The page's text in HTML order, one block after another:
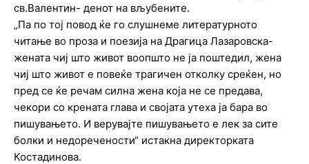
св.Валентин- денот на вљубените.
„Па по тој повод ќе го слушнеме литературното
читање во проза и поезија на Драгица Лазаровска-
жената чиј што живот воопшто не ја поштедил, жена
чиј што живот е повеќе трагичен отколку среќен, но
пред се ќе речам силна жена која не се предава,
чекори со крената глава и својата утеха ја бара во
пишувањето. И верувајте пишувањето е лек за сите
болки и недоречености“ истакна директорката
Костадинова.